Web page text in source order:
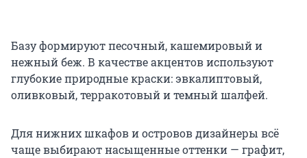
Базу формируют песочный, кашемировый и
нежный беж. В качестве акцентов используют
глубокие природные краски: эвкалиптовый,
оливковый, терракотовый и темный шалфей.
Для нижних шкафов и островов дизайнеры всё
чаще выбирают насыщенные оттенки — графит,